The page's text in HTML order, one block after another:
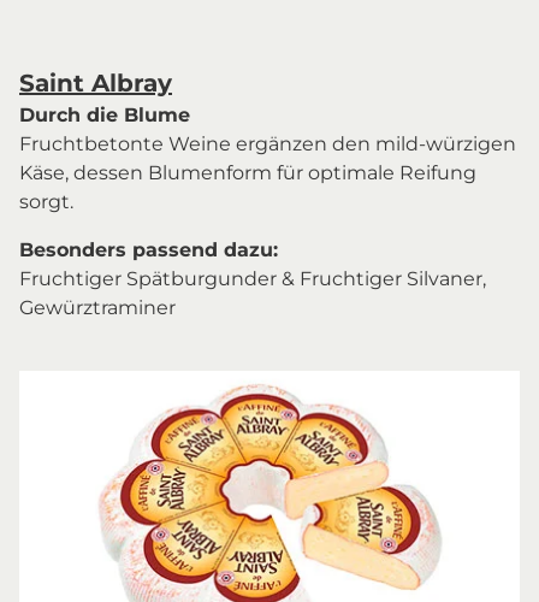
Saint Albray
Durch die Blume
Fruchtbetonte Weine ergänzen den mild-würzigen
Käse, dessen Blumenform für optimale Reifung
sorgt.
Besonders passend dazu:
Fruchtiger Spätburgunder & Fruchtiger Silvaner,
Gewürztraminer